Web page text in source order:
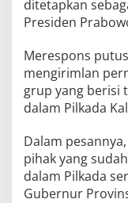
ditetapkan
Presiden
Merespons
mengirimlan
grup yang berisi
dalam Pilkada
Dalam
pihak yang
dalam Pilkada
Gubernur